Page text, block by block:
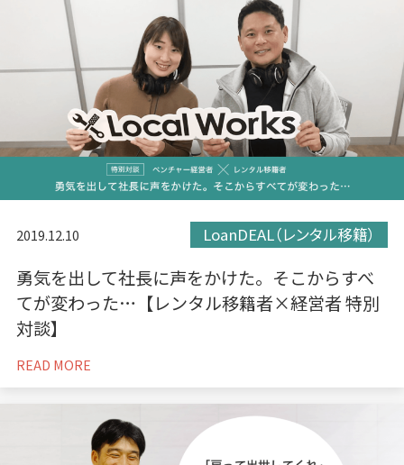
2019.12.10 LoanDEAL（レンタル移籍）
勇気を出して社長に声をかけた。そこからすべ
てが変わった…【レンタル移籍者×経営者 特別
対談】
READ MORE